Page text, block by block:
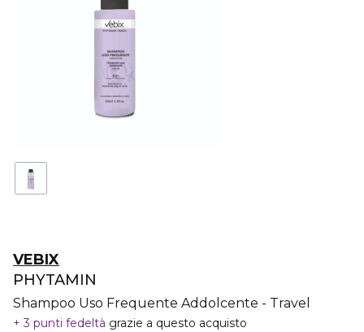
VEBIX
PHYTAMIN
Shampoo Uso Frequente Addolcente - Travel
3 punti fedeltà grazie a questo acquisto